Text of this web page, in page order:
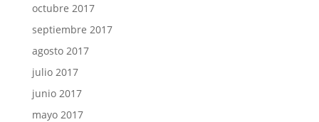
octubre 2017
septiembre 2017
agosto 2017
julio 2017
junio 2017
mayo 2017